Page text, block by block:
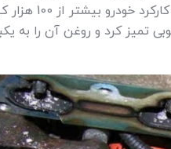
است به استفاده از روش فلاشینگ نیاز نیست. ولی
تمیز کرد و روغن آن را به